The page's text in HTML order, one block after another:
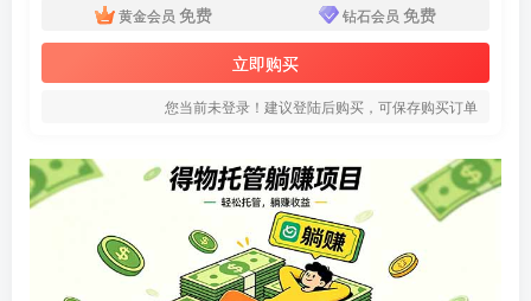
黄金会员 免费 钻石会员 免费
立即购买
您当前未登录！建议登陆后购买，可保存购买订单